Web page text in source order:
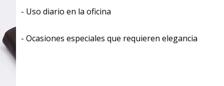
- Uso diario en la oficina
- Ocasiones especiales que requieren elegancia